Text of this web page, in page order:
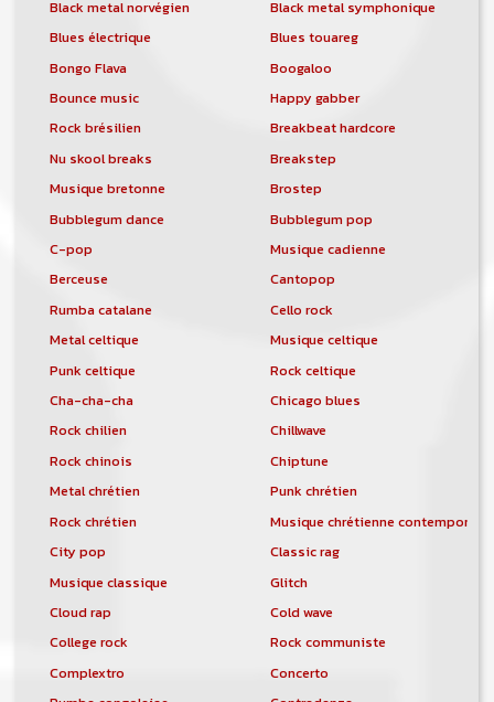
Black metal norvégien
Black metal symphonique
Blues électrique
Blues touareg
Bongo Flava
Boogaloo
Bounce music
Happy gabber
Rock brésilien
Breakbeat hardcore
Nu skool breaks
Breakstep
Musique bretonne
Brostep
Bubblegum dance
Bubblegum pop
C-pop
Musique cadienne
Berceuse
Cantopop
Rumba catalane
Cello rock
Metal celtique
Musique celtique
Punk celtique
Rock celtique
Cha-cha-cha
Chicago blues
Rock chilien
Chillwave
Rock chinois
Chiptune
Metal chrétien
Punk chrétien
Rock chrétien
Musique chrétienne
City pop
Classic rag
Musique classique
Glitch
Cloud rap
Cold wave
College rock
Rock communiste
Complextro
Concerto